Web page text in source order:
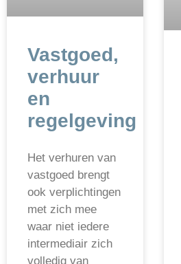
Vastgoed,
verhuur
en
regelgeving
Het verhuren van
vastgoed brengt
ook verplichtingen
met zich mee
waar niet iedere
intermediair zich
volledig van